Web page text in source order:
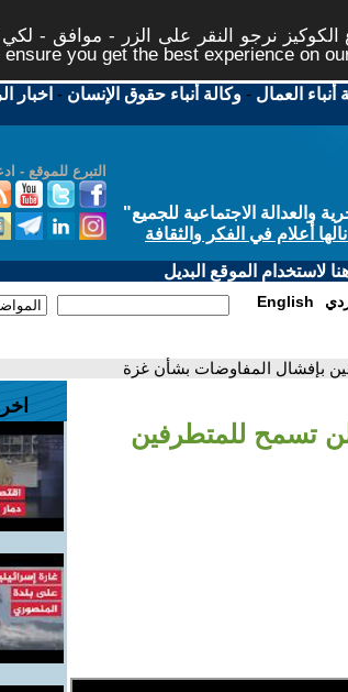
نرجو النقر على الزر - موافق - لكي
you get the best experience on
أنباء العمال -وكالة أنباء حقوق الإنسان - اخبار
التبرع للموقع -
الاجتماعية للجميع"
أعلام في الفكر والثقافة
لاستخدام الموقع البديل
English
بإفشال المفاوضات بشأن غزة
لن تسمح للمتطرفين